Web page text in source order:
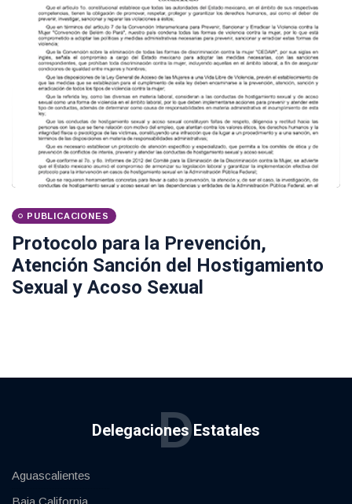
PUBLICACIONES
Protocolo para la Prevención,
Atención Sanción del Hostigamiento
Sexual y Acoso Sexual
Delegaciones Estatales
D
Aguascalientes
Baja California